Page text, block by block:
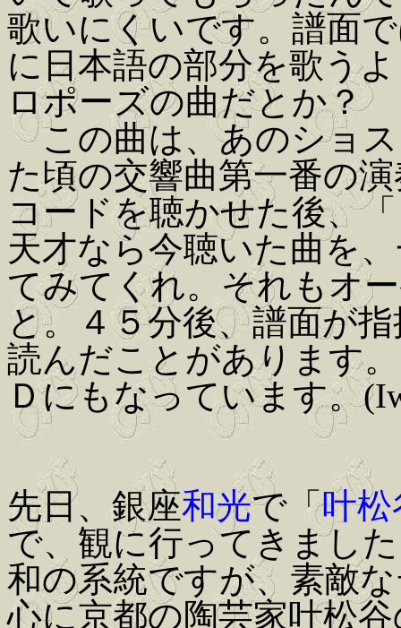
歌いにくいです。譜面
に日本語の部分を歌う
ロポーズの曲だとか？
この曲は、あのショ
た頃の交響曲第一番の
コードを聴かせた後、
天才なら今聴いた曲を
てみてくれ。それもオ
と。４５分後、譜面が
読んだことがあります
Ｄにもなっています。
先日、銀座和光で「叶松
で、観に行ってきまし
和の系統ですが、素敵
心に京都の陶芸家叶松